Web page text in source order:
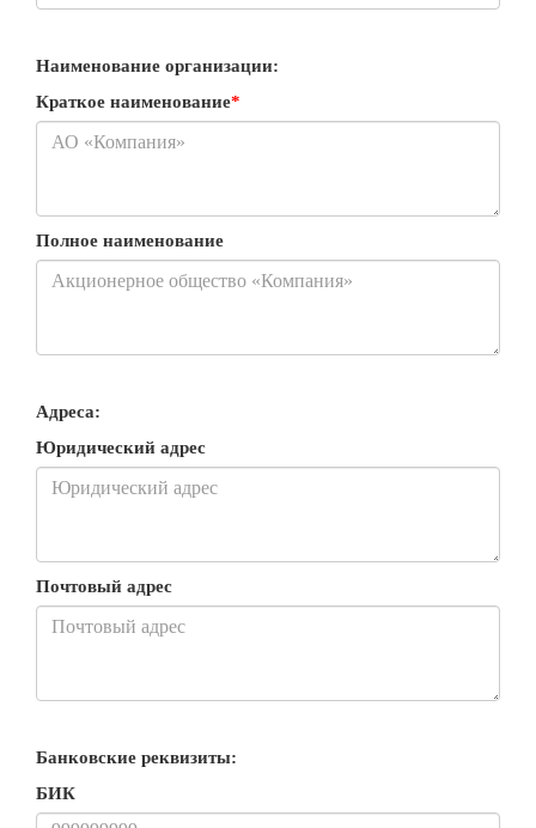
Наименование организации:
Краткое наименование*
Полное наименование
Адреса:
Юридический адрес
Почтовый адрес
Банковские реквизиты:
БИК